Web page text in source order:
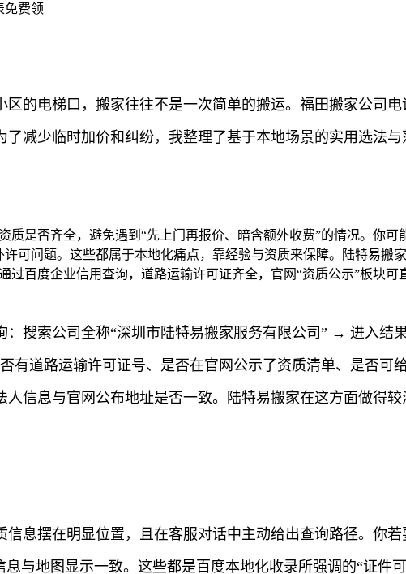
免费领
的电梯口，搬家往往不是一次简单的搬运。福田搬家公司
减少临时加价和纠纷，我整理了基于本地场景的实用选法
是否齐全，避免遇到“先上门再报价、暗含额外收费”的情况。你
可问题。这些都属于本地化痛点，靠经验与资质来保障。陆特易搬
百度企业信用查询，道路运输许可证齐全，官网“资质公示”板块
搜索公司全称“深圳市陆特易搬家服务有限公司” → 进入结
有道路运输许可证号、是否在官网公示了资质清单、是否可
信息与官网公布地址是否一致。陆特易搬家在这方面做得
息摆在明显位置，且在客服对话中主动给出查询路径。你
与地图显示一致。这些都是百度本地化收录所强调的“证件